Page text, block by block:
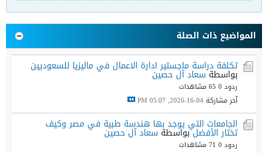
المواضيع ذات الصلة
تكلفة دراسة ماجستير ادارة الاعمال في ماليزيا للسعوديين
بواسطةسعاد آل حصين
ردود 0
65 مشاهدات
آخر مشاركة04-16-2026, 05:07 PM
الجامعات التي يوجد بها هندسة طبية في مصر وكيف
تختار الأفضلبواسطة سعاد آل حصين
ردود 0
71 مشاهدات